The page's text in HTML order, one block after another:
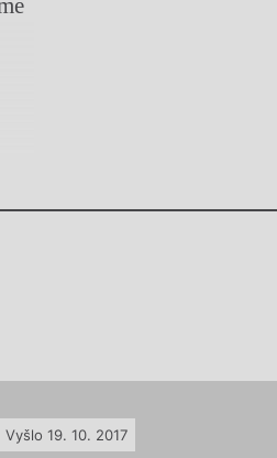
Vyšlo 19. 10. 2017